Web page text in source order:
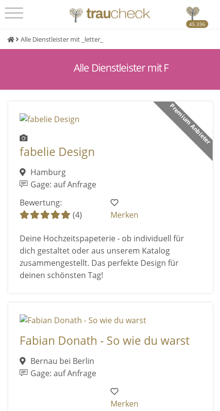
45.336
Alle Dienstleister mit _letter_
Alle Dienstleister mit F
Premium Anbieter
fabelie Design
Hamburg
Gage: auf Anfrage
Bewertung:
(4)
Merken
Deine Hochzeitspapeterie - ob individuell für
dich gestaltet oder aus unserem Katalog
zusammengestellt. Das perfekte Design für
deinen schönsten Tag!
Fabian Donath - So wie du warst
Bernau bei Berlin
Gage: auf Anfrage
Merken